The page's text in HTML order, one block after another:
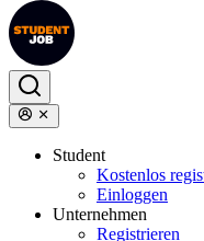
Student
Kostenlos
Einloggen
Unternehmen
Registrieren